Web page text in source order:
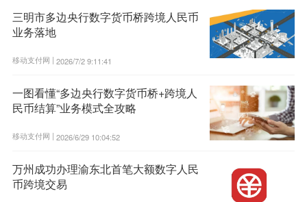
三明市多边央行数字货币桥跨境人民币
业务落地
移动支付网 | 2026/7/2 9:11:41
一图看懂“多边央行数字货币桥+跨境人
民币结算”业务模式全攻略
移动支付网 | 2026/6/29 10:04:52
万州成功办理渝东北首笔大额数字人民
币跨境交易